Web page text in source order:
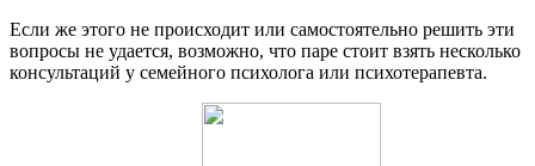
Если же этого не происходит или самостоятельно решить эти
вопросы не удается, возможно, что паре стоит взять несколько
консультаций у семейного психолога или психотерапевта.